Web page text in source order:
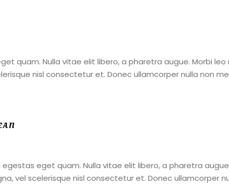
quam. Nulla vitae elit libero, a pharetra augue. Morbi
nisl consectetur et. Donec ullamcorper nulla non
egestas eget quam. Nulla vitae elit libero, a pharetra
vel scelerisque nisl consectetur et. Donec ullamcorper